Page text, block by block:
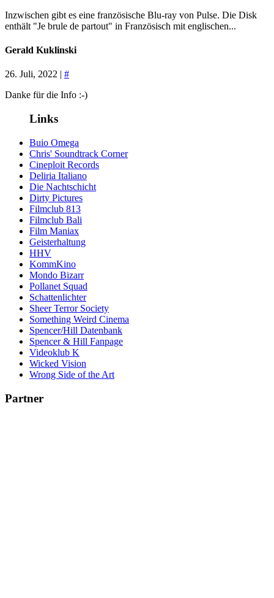
Inzwischen gibt es eine französische Blu-ray von Pulse. Die Disk
enthält "Je brule de partout" in Französisch mit englischen...
Gerald Kuklinski
26. Juli, 2022 | #
Danke für die Info :-)
Links
Buio Omega
Chris' Soundtrack Corner
Cineploit Records
Deliria Italiano
Die Nachtschicht
Dirty Pictures
Filmclub 813
Filmclub Bali
Film Maniax
Geisterhaltung
HHV
KommKino
Mondo Bizarr
Pollanet Squad
Schattenlichter
Sheer Terror Society
Something Weird Cinema
Spencer/Hill Datenbank
Spencer & Hill Fanpage
Videoklub K
Wicked Vision
Wrong Side of the Art
Partner